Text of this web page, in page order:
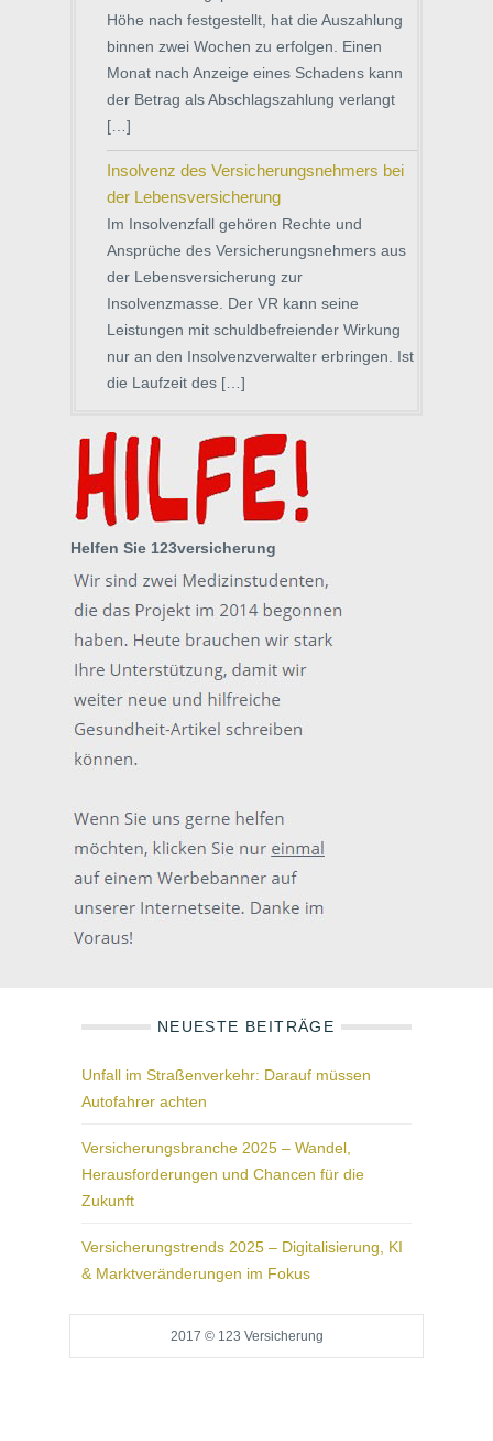
Höhe nach festgestellt, hat die Auszahlung
binnen zwei Wochen zu erfolgen. Einen
Monat nach Anzeige eines Schadens kann
der Betrag als Abschlagszahlung verlangt
[…]
Insolvenz des Versicherungsnehmers bei
der Lebensversicherung
Im Insolvenzfall gehören Rechte und
Ansprüche des Versicherungsnehmers aus
der Lebensversicherung zur
Insolvenzmasse. Der VR kann seine
Leistungen mit schuldbefreiender Wirkung
nur an den Insolvenzverwalter erbringen. Ist
die Laufzeit des […]
Helfen Sie 123versicherung
NEUESTE BEITRÄGE
Unfall im Straßenverkehr: Darauf müssen
Autofahrer achten
Versicherungsbranche 2025 – Wandel,
Herausforderungen und Chancen für die
Zukunft
Versicherungstrends 2025 – Digitalisierung, KI
& Marktveränderungen im Fokus
2017 © 123 Versicherung